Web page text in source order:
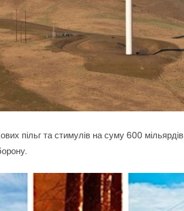
пільг та стимулів на суму 600 мільярдів